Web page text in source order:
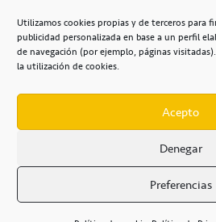
Utilizamos cookies propias y de terceros para
publicidad personalizada en base a un perfil
de navegación (por ejemplo, páginas
la utilización de cookies.
Acepto
Denegar
Preferencias
+34 922 253 684
Casa del Deporte / 38108
POLÍTICA DE PRIVACIDAD /
AVISO LEGAL /